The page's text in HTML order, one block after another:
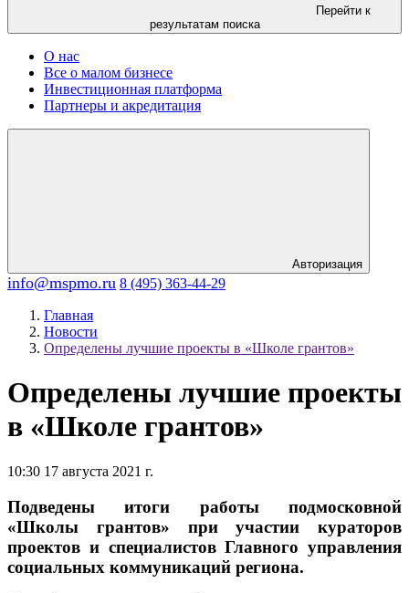
Перейти к
результатам поиска
О нас
Все о малом бизнесе
Инвестиционная платформа
Партнеры и акредитация
Авторизация
info@mspmo.ru 8 (495) 363-44-29
Главная
Новости
Определены лучшие проекты в «Школе грантов»
Определены лучшие проекты
в «Школе грантов»
10:30 17 августа 2021 г.
Подведены итоги работы подмосковной
«Школы грантов» при участии кураторов
проектов и специалистов Главного управления
социальных коммуникаций региона.